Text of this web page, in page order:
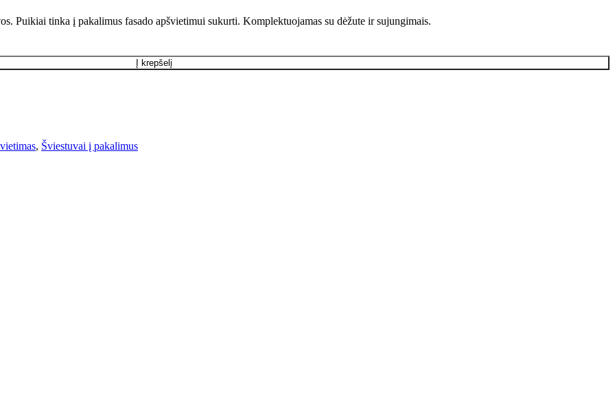
Puikiai tinka į pakalimus fasado apšvietimui sukurti. Komplektuojamas su dėžute ir sujungimais.
Į krepšelį
, Šviestuvai į pakalimus